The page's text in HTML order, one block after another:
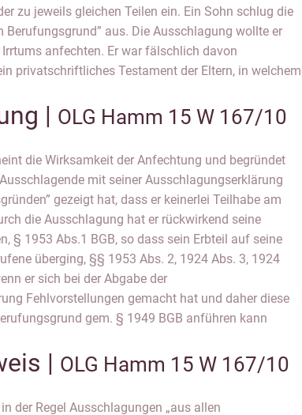
zu jeweils gleichen Teilen ein. Ein Sohn schlug die
Berufungsgrund” aus. Die Ausschlagung wollte er
anfechten. Er war fälschlich davon
privatschriftliches Testament der Eltern, in welchem
in Unkenntnis der richtigen Rechtslage abgegeben
| OLG Hamm 15 W 167/10
die Wirksamkeit der Anfechtung und begründet
mit seiner Ausschlagungserklärung
gezeigt hat, dass er keinerlei Teilhabe am
die Ausschlagung hat er rückwirkend seine
§ 1953 Abs.1 BGB, so dass sein Erbteil auf seine
überging, §§ 1953 Abs. 2, 1924 Abs. 3, 1924
er sich bei der Abgabe der
Fehlvorstellungen gemacht hat und daher diese
gem. § 1949 BGB anführen kann
als gesetzlicher Miterbe), ist dieser Irrtum für die
geworden. Da er ausdrücklich „aus allen
hatte, erfasst die Erklärung nicht nur die
(gewillkürte Erbfolge), sondern gerade
Berufungsgründe. Eine solche Erklärung zeigt,
der konkrete Berufungsgrund gleichgültig ist
OLG Karlsruhe, ZEV 2007, 380;
| OLG Hamm 15 W 167/10
der Regel Ausschlagungen „aus allen
Rechtsgrund, droht. Auch eine voreilige